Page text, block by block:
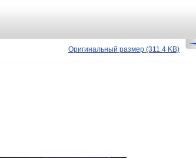
Оригинальный размер (311.4 KB)